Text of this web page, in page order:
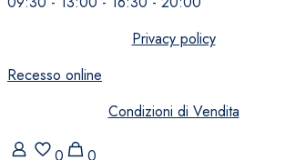
Privacy policy
Recesso online
Condizioni di Vendita